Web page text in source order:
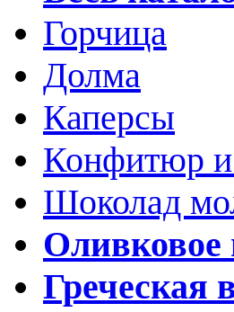
Горчица
Долма
Каперсы
Конфитюр
Шоколад
Греческая